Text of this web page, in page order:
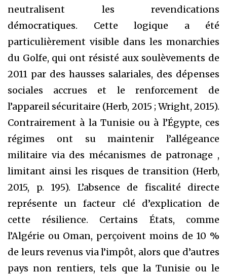
neutralisent les revendications
démocratiques. Cette logique a été
particulièrement visible dans les monarchies
du Golfe, qui ont résisté aux soulèvements de
2011 par des hausses salariales, des dépenses
sociales accrues et le renforcement de
l’appareil sécuritaire (Herb, 2015 ; Wright, 2015).
Contrairement à la Tunisie ou à l’Égypte, ces
régimes ont su maintenir l’allégeance
militaire via des mécanismes de patronage ,
limitant ainsi les risques de transition (Herb,
2015, p. 195). L’absence de fiscalité directe
représente un facteur clé d’explication de
cette résilience. Certains États, comme
l’Algérie ou Oman, perçoivent moins de 10 %
de leurs revenus via l’impôt, alors que d’autres
pays non rentiers, tels que la Tunisie ou le